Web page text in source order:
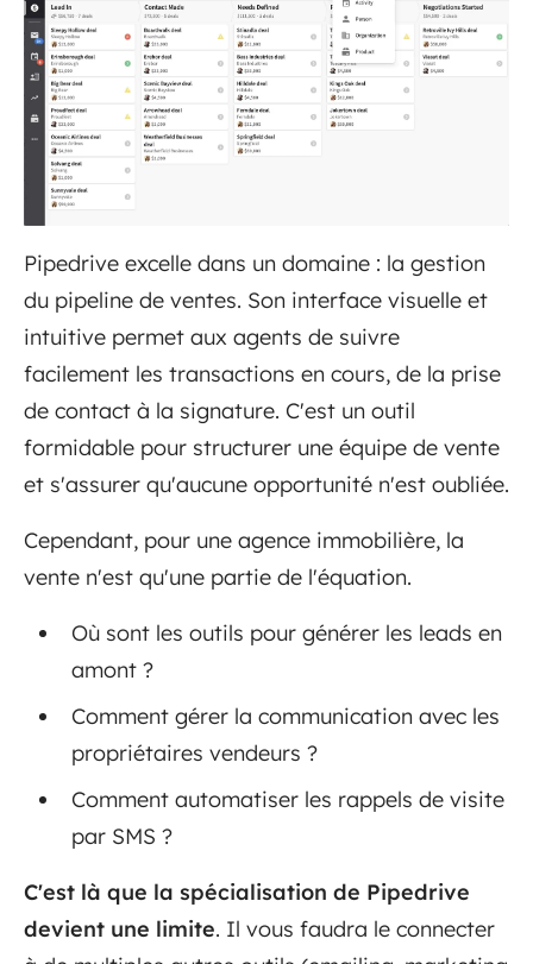
Pipedrive excelle dans un domaine : la gestion
du pipeline de ventes. Son interface visuelle et
intuitive permet aux agents de suivre
facilement les transactions en cours, de la prise
de contact à la signature. C'est un outil
formidable pour structurer une équipe de vente
et s'assurer qu'aucune opportunité n'est oubliée.
Cependant, pour une agence immobilière, la
vente n'est qu'une partie de l'équation.
Où sont les outils pour générer les leads en
amont ?
Comment gérer la communication avec les
propriétaires vendeurs ?
Comment automatiser les rappels de visite
par SMS ?
C'est là que la spécialisation de Pipedrive
devient une limite. Il vous faudra le connecter